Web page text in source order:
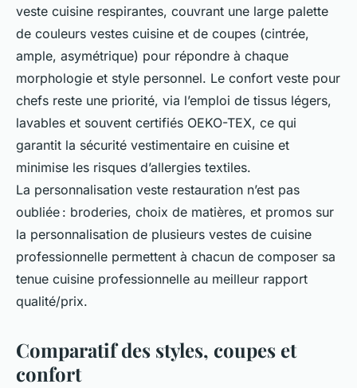
veste cuisine respirantes, couvrant une large palette
de couleurs vestes cuisine et de coupes (cintrée,
ample, asymétrique) pour répondre à chaque
morphologie et style personnel. Le confort veste pour
chefs reste une priorité, via l’emploi de tissus légers,
lavables et souvent certifiés OEKO-TEX, ce qui
garantit la sécurité vestimentaire en cuisine et
minimise les risques d’allergies textiles.
La personnalisation veste restauration n’est pas
oubliée : broderies, choix de matières, et promos sur
la personnalisation de plusieurs vestes de cuisine
professionnelle permettent à chacun de composer sa
tenue cuisine professionnelle au meilleur rapport
qualité/prix.
Comparatif des styles, coupes et
confort